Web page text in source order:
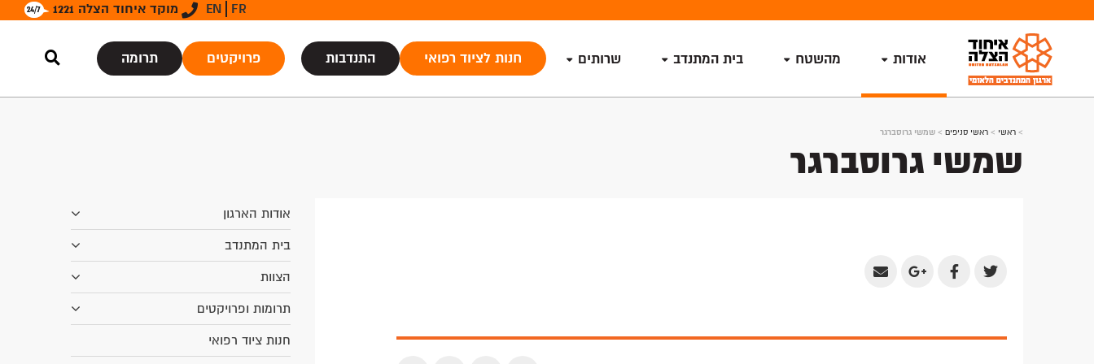
מוקד איחוד הצלה 1221 EN FR
אודות מהשטח בית המתנדב שרותים חנות לציוד רפואי התנדבות פרויקטים תרומה
> ראשי > ראשי סניפים > שמשי גרוסברגר
שמשי גרוסברגר
Share
Share
Share
Plus
Share
אודות הארגון
בית המתנדב
הצוות
תרומות ופרויקטים
חנות ציוד רפואי